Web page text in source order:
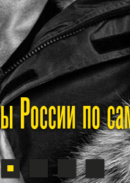
России по